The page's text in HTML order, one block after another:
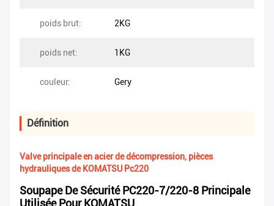
poids brut: 2KG
poids net: 1KG
couleur: Gery
Définition
Valve principale en acier de décompression, pièces
hydrauliques de KOMATSU Pc220
Soupape De Sécurité PC220-7/220-8 Principale